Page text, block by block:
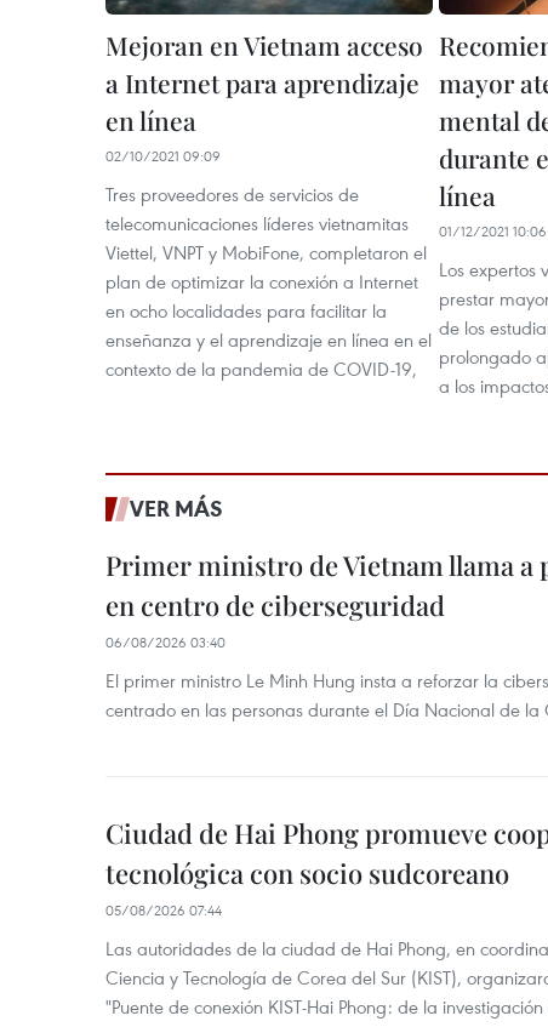
Mejoran en Vietnam acceso
a Internet para aprendizaje
en línea
02/10/2021 09:09
Tres proveedores de servicios de
telecomunicaciones líderes vietnamitas
Viettel, VNPT y MobiFone, completaron el
plan de optimizar la conexión a Internet
en ocho localidades para facilitar la
enseñanza y el aprendizaje en línea en el
contexto de la pandemia de COVID-19,
mayor
mental
durante
línea
01/12/2021 10:06
Los expertos
prestar
de los
prolongado
a los
VER MÁS
Primer ministro de Vietnam llama a
en centro de ciberseguridad
06/08/2026 03:40
El primer ministro Le Minh Hung insta a reforzar la
centrado en las personas durante el Día Nacional de
Ciudad de Hai Phong promueve
tecnológica con socio sudcoreano
05/08/2026 07:44
Las autoridades de la ciudad de Hai Phong, en
Ciencia y Tecnología de Corea del Sur (KIST),
"Puente de conexión KIST-Hai Phong: de la